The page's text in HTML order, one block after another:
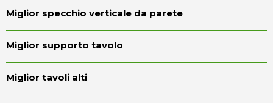
Miglior specchio verticale da parete
Miglior supporto tavolo
Miglior tavoli alti